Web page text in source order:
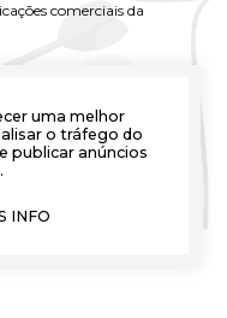
uma melhor
o tráfego do
publicar anúncios
INFO
comerciais da